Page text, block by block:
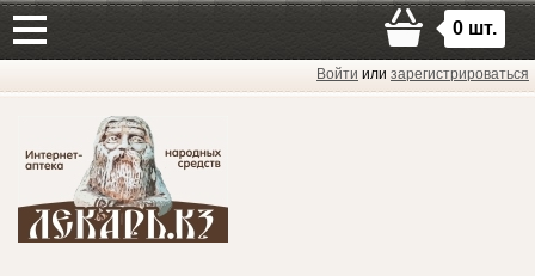
Войти или зарегистрироваться
0 шт.